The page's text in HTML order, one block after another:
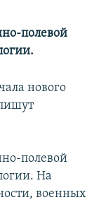
полевой
нового
полевой
На
военных